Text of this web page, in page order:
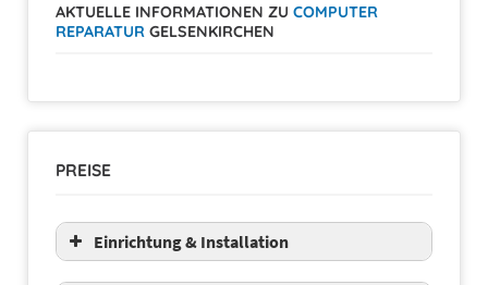
AKTUELLE INFORMATIONEN ZU COMPUTER
REPARATUR GELSENKIRCHEN
PREISE
Einrichtung & Installation